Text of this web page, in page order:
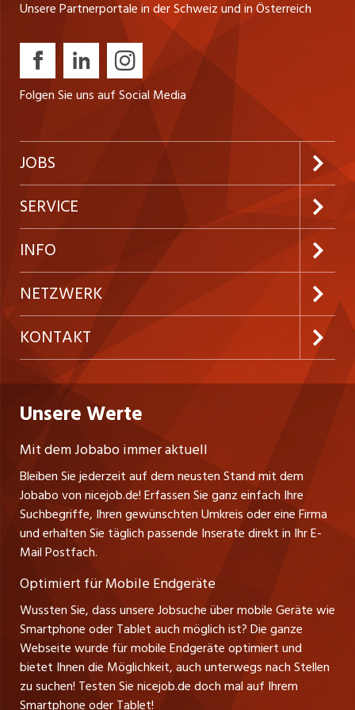
tatkräftig zur Seite ... Du passt zu uns, wenn … du Teil
eines herzlichen und humorvollen Teams sein möchtest. du
INSERAT ANSEHEN
Unsere Partnerportale in der Schweiz und in Österreich
Folgen Sie uns auf Social Media
JOBS
Jobabo abonnieren
Neue Stellen
Festanstellungen
Temporäre Jobs
Freelance Jobs
Praktika
Lehrstellen
Führungspositionen
Management / Kader-Jobs
SERVICE
Kundenlogin
Inserieren
Firmen
Personalvermittler
INFO
Preise und Leistungen
AGB
Datenschutzerklärung
Nutzungsbedingungen
Impressum
NETZWERK
ostjob.ch
westjob.at
jobzüri.ch
jobmittelland.ch
jobbern.ch
jobbasel.ch
zentraljob.ch
myjob.ch
schaffu.ch (VS)
ajourjob.ch
KONTAKT
Niederlassung
Fa. nicejob.de
PR Medien GmbH
Lindauer Straße 16
D-88239 Wangen
Tel. +49 07522 795034
Thomas Reiner
Ansprechpartner
Unsere Werte
Mit dem Jobabo immer aktuell
Bleiben Sie jederzeit auf dem neusten Stand mit dem
Jobabo von nicejob.de! Erfassen Sie ganz einfach Ihre
Suchbegriffe, Ihren gewünschten Umkreis oder eine Firma
und erhalten Sie täglich passende Inserate direkt in Ihr E-
Mail Postfach.
Optimiert für Mobile Endgeräte
Wussten Sie, dass unsere Jobsuche über mobile Geräte wie
Smartphone oder Tablet auch möglich ist? Die ganze
Webseite wurde für mobile Endgeräte optimiert und
bietet Ihnen die Möglichkeit, auch unterwegs nach Stellen
zu suchen! Testen Sie nicejob.de doch mal auf Ihrem
Smartphone oder Tablet!